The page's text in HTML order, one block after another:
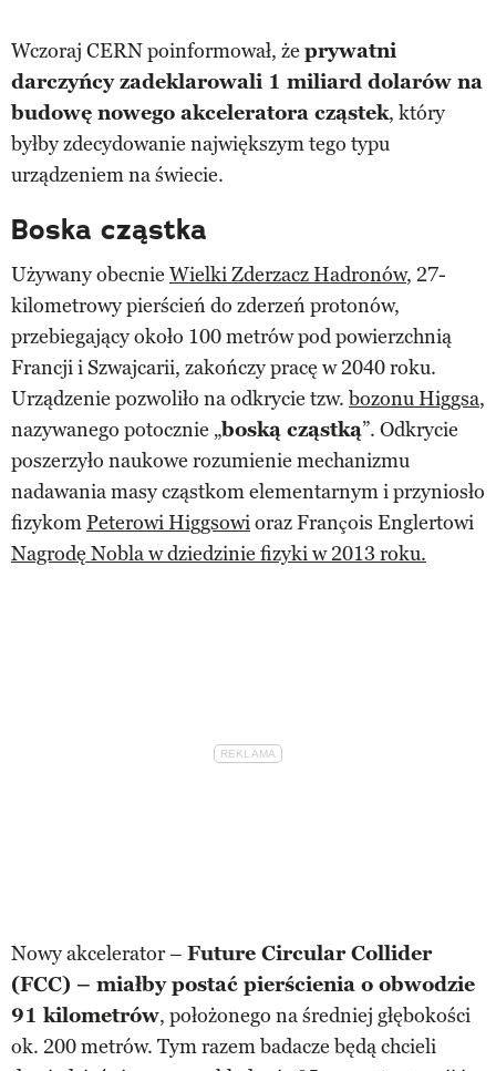
Wczoraj CERN poinformował, że prywatni
darczyńcy zadeklarowali 1 miliard dolarów na
budowę nowego akceleratora cząstek, który
byłby zdecydowanie największym tego typu
urządzeniem na świecie.
Boska cząstka
Używany obecnie Wielki Zderzacz Hadronów, 27-
kilometrowy pierścień do zderzeń protonów,
przebiegający około 100 metrów pod powierzchnią
Francji i Szwajcarii, zakończy pracę w 2040 roku.
Urządzenie pozwoliło na odkrycie tzw. bozonu Higgsa,
nazywanego potocznie „boską cząstką”. Odkrycie
poszerzyło naukowe rozumienie mechanizmu
nadawania masy cząstkom elementarnym i przyniosło
fizykomPeterowi Higgsowioraz François Englertowi
Nagrodę Nobla w dziedzinie fizyki w 2013 roku.
Nowy akcelerator – Future Circular Collider
(FCC) – miałby postać pierścienia o obwodzie
91 kilometrów, położonego na średniej głębokości
ok. 200 metrów. Tym razem badacze będą chcieli